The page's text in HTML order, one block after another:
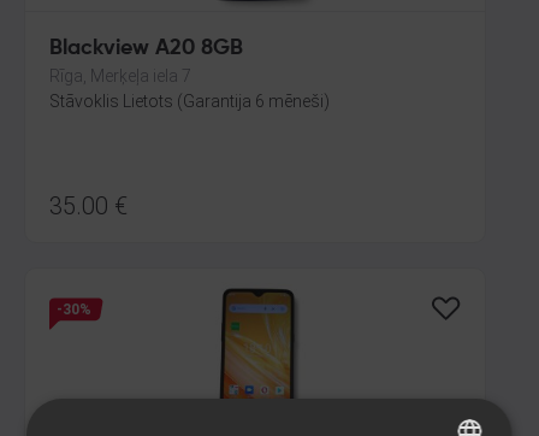
Blackview A20 8GB
Rīga, Merķeļa iela 7
Stāvoklis Lietots (Garantija 6 mēneši)
35.00 €
-30%